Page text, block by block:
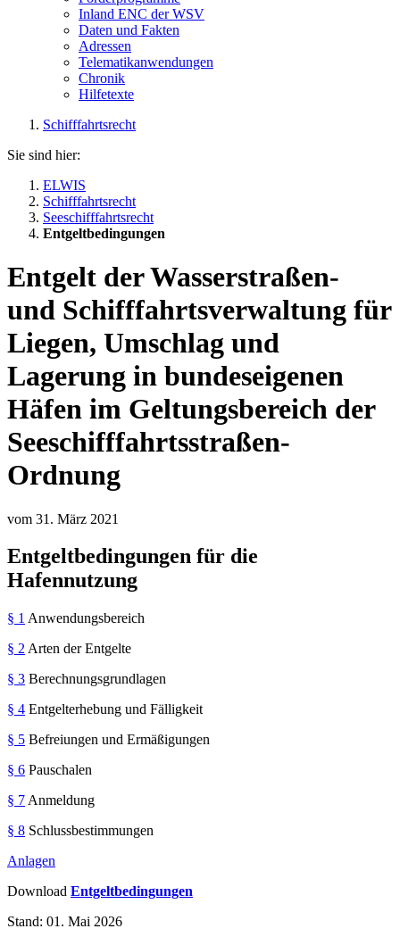
Inland ENC der WSV
Daten und Fakten
Adressen
Telematikanwendungen
Chronik
Hilfetexte
Schifffahrtsrecht
Sie sind hier:
ELWIS
Schifffahrtsrecht
Seeschifffahrtsrecht
Entgeltbedingungen
Entgelt der Wasserstraßen-
und Schifffahrtsverwaltung für
Liegen, Umschlag und
Lagerung in bundeseigenen
Häfen im Geltungsbereich der
Seeschifffahrtsstraßen-
Ordnung
vom 31. März 2021
Entgeltbedingungen für die
Hafennutzung
§ 1 Anwendungsbereich
§ 2 Arten der Entgelte
§ 3 Berechnungsgrundlagen
§ 4 Entgelterhebung und Fälligkeit
§ 5 Befreiungen und Ermäßigungen
§ 6 Pauschalen
§ 7 Anmeldung
§ 8 Schlussbestimmungen
Anlagen
Download Entgeltbedingungen
Stand: 01. Mai 2026